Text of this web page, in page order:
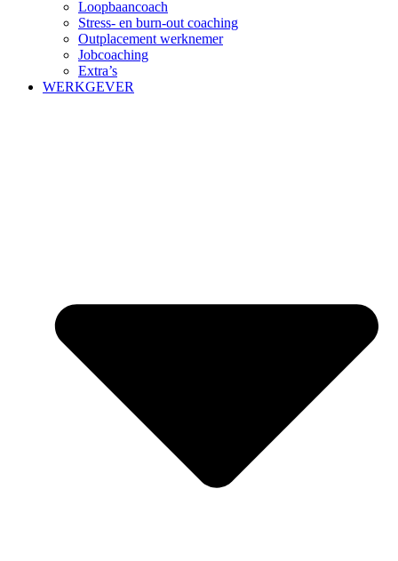
Loopbaancoach
Stress- en burn-out coaching
Outplacement werknemer
Jobcoaching
Extra’s
WERKGEVER